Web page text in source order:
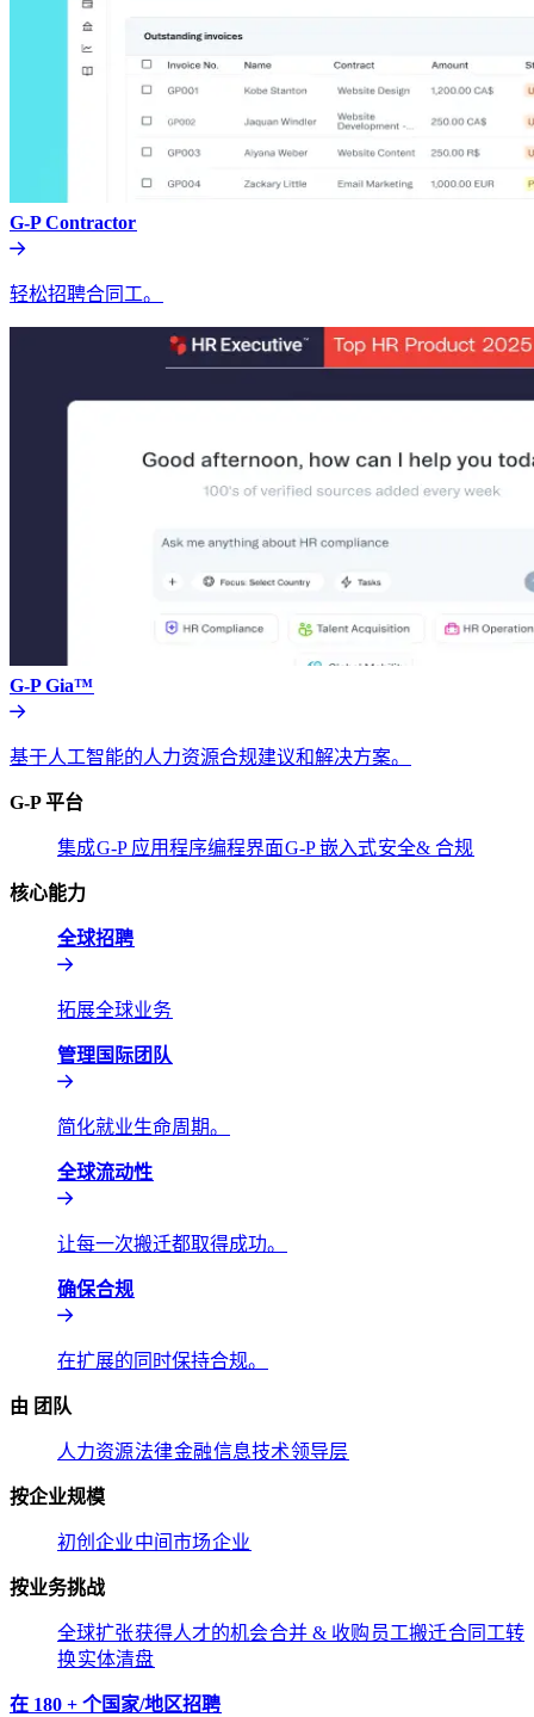
G-P Contractor​​
轻松招聘合同工。​​
G-P Gia™​​
基于人工智能的人力资源合规建议和解决方案。​​
G-P 平台​​
集成​​G-P 应用程序编程界面​​G-P 嵌入式​​安全& 合规​​
核心能力​​
全球招聘​​
拓展全球业务​​
管理国际团队​​
简化就业生命周期。​​
全球流动性​​
让每一次搬迁都取得成功。​​
确保合规​​
在扩展的同时保持合规。​​
由 团队​​
人力资源​​法律​​金融​​信息技术​​领导层​​
按企业规模​​
初创企业​​中间市场​​企业​​
按业务挑战​​
全球扩张​​获得人才的机会​​合并 & 收购​​ 员工搬迁​​合同工转
换​​实体清盘​​
在 180 + 个国家/地区招聘​​